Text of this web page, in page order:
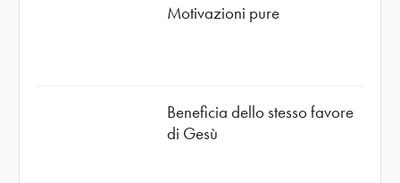
Motivazioni pure
Beneficia dello stesso favore
di Gesù